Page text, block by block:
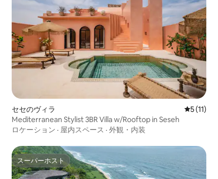
セセのヴィラ レビュー
5 (11)
Mediterranean Stylist 3BR Villa w/Rooftop in Seseh
ロケーション · 屋内スペース · 外観・内装
スーパーホスト
スーパーホスト